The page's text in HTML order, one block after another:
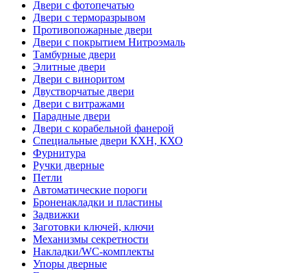
Двери с фотопечатью
Двери с терморазрывом
Противопожарные двери
Двери с покрытием Нитроэмаль
Тамбурные двери
Элитные двери
Двери с виноритом
Двустворчатые двери
Двери с витражами
Парадные двери
Двери с корабельной фанерой
Специальные двери КХН, КХО
Фурнитура
Ручки дверные
Петли
Автоматические пороги
Броненакладки и пластины
Задвижки
Заготовки ключей, ключи
Механизмы секретности
Накладки/WC-комплекты
Упоры дверные